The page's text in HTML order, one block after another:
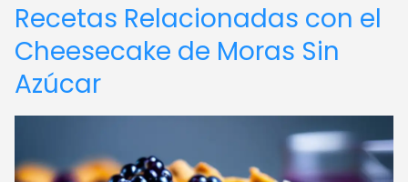
Recetas Relacionadas con el
Cheesecake de Moras Sin
Azúcar